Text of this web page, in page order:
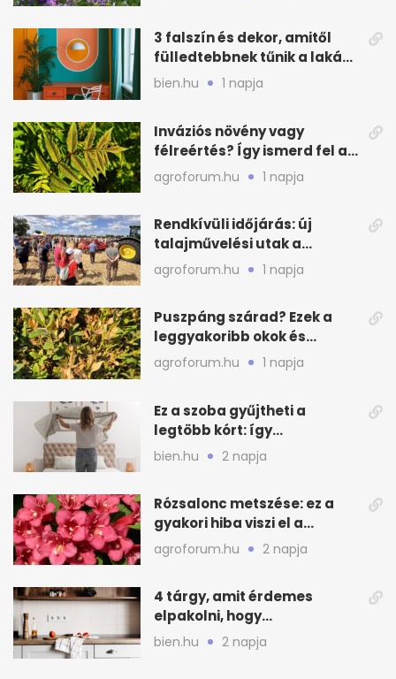
3 falszín és dekor, amitől
fülledtebbnek tűnik a lakás
nyáron
bien.hu 1 napja
Inváziós növény vagy
félreértés? Így ismerd fel a
valódi kockázatot
agroforum.hu 1 napja
Rendkívüli időjárás: új
talajművelési utak a
gazdáknak
agroforum.hu 1 napja
Puszpáng szárad? Ezek a
leggyakoribb okok és
teendők
agroforum.hu 1 napja
Ez a szoba gyűjtheti a
legtöbb kórt: így
mélytisztítsd otthon
bien.hu 2 napja
Rózsalonc metszése: ez a
gyakori hiba viszi el a
virágzást
agroforum.hu 2 napja
4 tárgy, amit érdemes
elpakolni, hogy
hűvösebbnek tűnjön a lakás
bien.hu 2 napja